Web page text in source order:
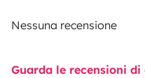
Nessuna recensione
Guarda le recensioni